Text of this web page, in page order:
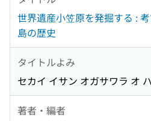
世界遺産小笠原を発掘する :
島の歴史
タイトルよみ
セカイ イサン オガサワラ オ
著者・編者